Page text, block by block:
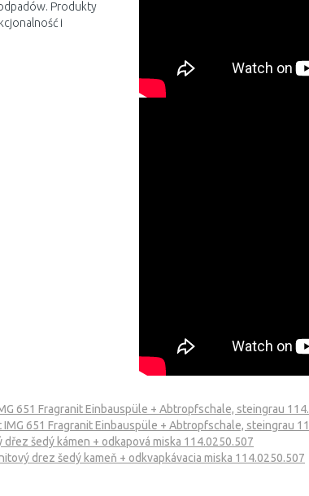
Produkty
i
651 Fragranit Einbauspüle + Abtropfschale, steingrau
IMG 651 Fragranit Einbauspüle + Abtropfschale, steingrau
šedý kámen + odkapová miska 114.0250.507
drez šedý kameň + odkvapkávacia miska 114.0250.507